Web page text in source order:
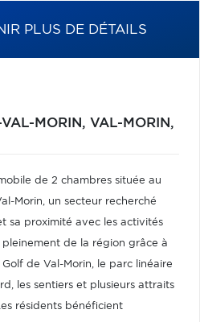
PLUS DE DÉTAILS
MORIN, VAL-MORIN,
de 2 chambres située au
Morin, un secteur recherché
sa proximité avec les activités
de la région grâce à
de Val-Morin, le parc linéaire
les sentiers et plusieurs attraits
résidents bénéficient